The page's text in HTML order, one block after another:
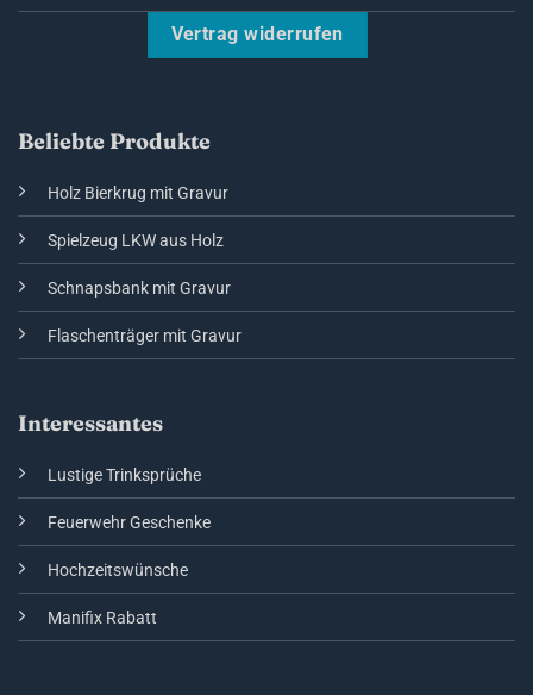
Vertrag widerrufen
Beliebte Produkte
Holz Bierkrug mit Gravur
Spielzeug LKW aus Holz
Schnapsbank mit Gravur
Flaschenträger mit Gravur
Interessantes
Lustige Trinksprüche
Feuerwehr Geschenke
Hochzeitswünsche
Manifix Rabatt